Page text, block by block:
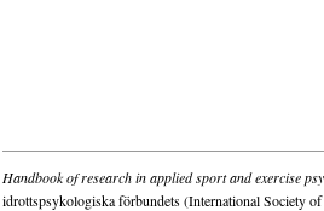
Handbook of research in applied sport and exercise
idrottspsykologiska förbundets (International Society